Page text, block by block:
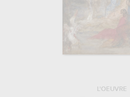
L'OEUVRE